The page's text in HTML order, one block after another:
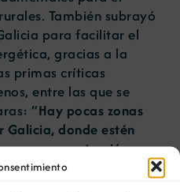
También subrayó
para facilitar el
gracias a la
primas críticas
entre las que se
“Hay pocas zonas
donde estén
una concentración
. ¿Qué ocurre?